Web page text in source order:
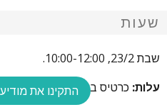
שעות
שבת 23/2, 10:00-12:00.
עלות: כרטיס בודד 20 ₪, זוגי: 30 ₪, מחיר למשפחה: 50 ₪.התקינו את